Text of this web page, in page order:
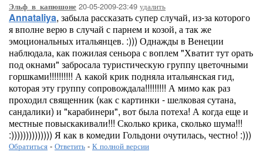
Эльф_в_капюшоне 20-05-2009-23:49 удалить
Annataliya, забыла рассказать супер случай, из-за которого
я вполне верю в случай с парнем и козой, а так же
эмоциональных итальянцев. :))) Однажды в Венеции
наблюдала, как пожилая сеньора с воплем "Хватит тут орать
под окнами" забросала туристическую группу цветочными
горшками!!!!!!!!!! А какой крик подняла итальянская гид,
которая эту группу сопровождала!!!!!!!!! А мимо как раз
проходил священник (как с картинки - шелковая сутана,
сандалики) и "карабинери", вот была потеха! А когда еще и
местные повыскакивали!!! Сколько крика, сколько шума!!!
:)))))))))))))) Я как в комедии Гольдони очутилась, честно! :)))
Обратиться - Ответить - К полной версии